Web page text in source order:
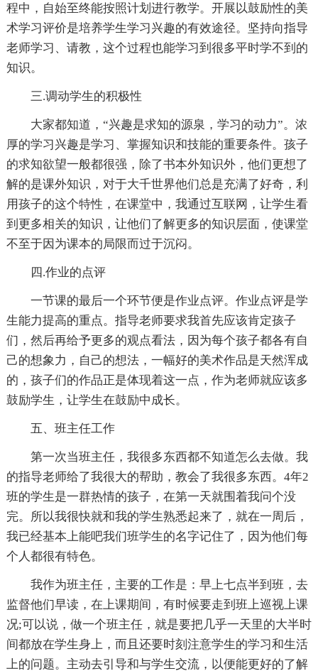
程中，自始至终能按照计划进行教学。开展以鼓励性的美
术学习评价是培养学生学习兴趣的有效途径。坚持向指导
老师学习、请教，这个过程也能学习到很多平时学不到的
知识。
三.调动学生的积极性
大家都知道，“兴趣是求知的源泉，学习的动力”。浓
厚的学习兴趣是学习、掌握知识和技能的重要条件。孩子
的求知欲望一般都很强，除了书本外知识外，他们更想了
解的是课外知识，对于大千世界他们总是充满了好奇，利
用孩子的这个特性，在课堂中，我通过互联网，让学生看
到更多相关的知识，让他们了解更多的知识层面，使课堂
不至于因为课本的局限而过于沉闷。
四.作业的点评
一节课的最后一个环节便是作业点评。作业点评是学
生能力提高的重点。指导老师要求我首先应该肯定孩子
们，然后再给予更多的观点看法，因为每个孩子都各有自
己的想象力，自己的想法，一幅好的美术作品是天然浑成
的，孩子们的作品正是体现着这一点，作为老师就应该多
鼓励学生，让学生在鼓励中成长。
五、班主任工作
第一次当班主任，我很多东西都不知道怎么去做。我
的指导老师给了我很大的帮助，教会了我很多东西。4年2
班的学生是一群热情的孩子，在第一天就围着我问个没
完。所以我很快就和我的学生熟悉起来了，就在一周后，
我已经基本上能吧我们班学生的名字记住了，因为他们每
个人都很有特色。
我作为班主任，主要的工作是：早上七点半到班，去
监督他们早读，在上课期间，有时候要走到班上巡视上课
况;可以说，做一个班主任，就是要把几乎一天里的大半时
间都放在学生身上，而且还要时刻注意学生的学习和生活
上的问题。主动去引导和与学生交流，以便能更好的了解